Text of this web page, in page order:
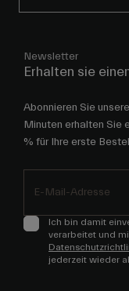
Newsletter
Erhalten sie
Abonnieren Sie
Minuten erhalten Sie
% für Ihre erste
Ich bin damit
verarbeitet und
jederzeit wieder